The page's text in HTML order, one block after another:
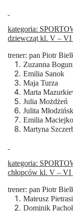
kategoria:
dziewcząt kl. V –
trener: pan Piotr
Zuzanna
Emilia Sanok
Maja Turza
Marta
Julia Możdżeń
Julita
Emilia Maciejko
Martyna
kategoria:
chłopców kl. V –
trener: pan Piotr
Mateusz
Dominik